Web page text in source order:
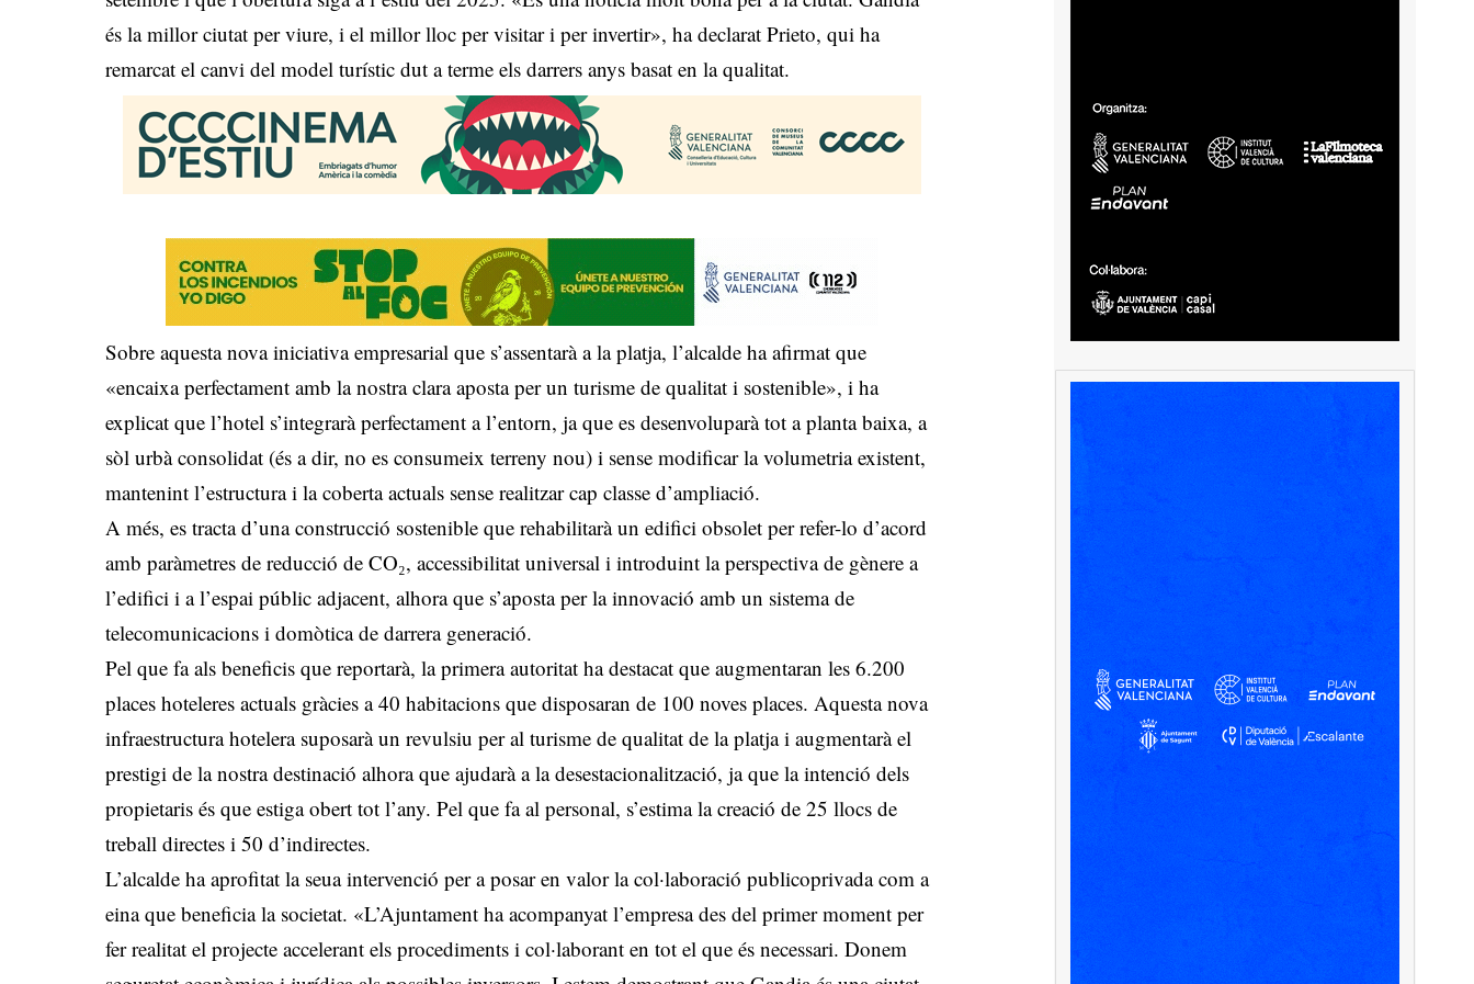
és la millor ciutat per viure, i el millor lloc per visitar i per invertir», ha declarat Prieto, qui ha
remarcat el canvi del model turístic dut a terme els darrers anys basat en la qualitat.
Sobre aquesta nova iniciativa empresarial que s’assentarà a la platja, l’alcalde ha afirmat que
«encaixa perfectament amb la nostra clara aposta per un turisme de qualitat i sostenible», i ha
explicat que l’hotel s’integrarà perfectament a l’entorn, ja que es desenvoluparà tot a planta baixa, a
sòl urbà consolidat (és a dir, no es consumeix terreny nou) i sense modificar la volumetria existent,
mantenint l’estructura i la coberta actuals sense realitzar cap classe d’ampliació.
A més, es tracta d’una construcció sostenible que rehabilitarà un edifici obsolet per refer-lo d’acord
amb paràmetres de reducció de CO₂, accessibilitat universal i introduint la perspectiva de gènere a
l’edifici i a l’espai públic adjacent, alhora que s’aposta per la innovació amb un sistema de
telecomunicacions i domòtica de darrera generació.
Pel que fa als beneficis que reportarà, la primera autoritat ha destacat que augmentaran les 6.200
places hoteleres actuals gràcies a 40 habitacions que disposaran de 100 noves places. Aquesta nova
infraestructura hotelera suposarà un revulsiu per al turisme de qualitat de la platja i augmentarà el
prestigi de la nostra destinació alhora que ajudarà a la desestacionalització, ja que la intenció dels
propietaris és que estiga obert tot l’any. Pel que fa al personal, s’estima la creació de 25 llocs de
treball directes i 50 d’indirectes.
L’alcalde ha aprofitat la seua intervenció per a posar en valor la col·laboració publicoprivada com a
eina que beneficia la societat. «L’Ajuntament ha acompanyat l’empresa des del primer moment per
fer realitat el projecte accelerant els procediments i col·laborant en tot el que és necessari. Donem